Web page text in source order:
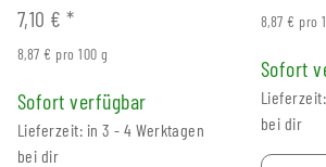
7,10 €*
8,87 € pro 100 g
Sofort verfügbar
Lieferzeit: in 3 - 4 Werktagen
bei dir
8,87 € pro
Sofort
bei dir